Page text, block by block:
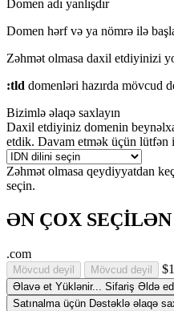
Domen adı yanlışdır
Domen hərf və ya nömrə ilə
Zəhmət olmasa daxil etdiyinizi
:tld domenləri hazırda mövcud
Bizimlə əlaqə saxlayın
Daxil etdiyiniz domenin
etdik. Davam etmək üçün
Zəhmət olmasa qeydiyyatdan
seçin.
ƏN ÇOX SEÇİLƏN
.com
Mövcud deyil Mövcud deyil
Əlavə et Yüklənir... Sifariş Əldə
Satınalma üçün Dəstəklə əlaqə